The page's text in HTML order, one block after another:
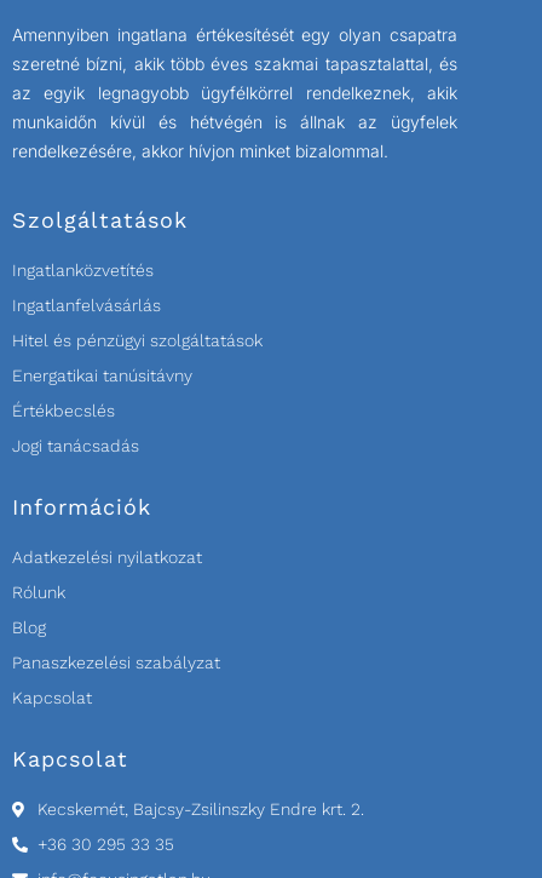
Amennyiben ingatlana értékesítését egy olyan csapatra
szeretné bízni, akik több éves szakmai tapasztalattal, és
az egyik legnagyobb ügyfélkörrel rendelkeznek, akik
munkaidőn kívül és hétvégén is állnak az ügyfelek
rendelkezésére, akkor hívjon minket bizalommal.
Szolgáltatások
Ingatlanközvetítés
Ingatlanfelvásárlás
Hitel és pénzügyi szolgáltatások
Energatikai tanúsitávny
Értékbecslés
Jogi tanácsadás
Információk
Adatkezelési nyilatkozat
Rólunk
Blog
Panaszkezelési szabályzat
Kapcsolat
Kapcsolat
Kecskemét, Bajcsy-Zsilinszky Endre krt. 2.
+36 30 295 33 35